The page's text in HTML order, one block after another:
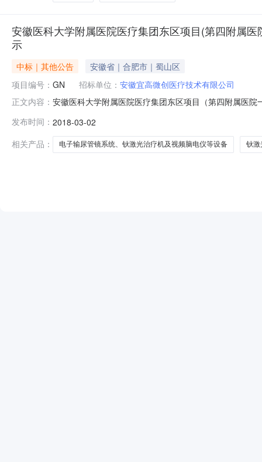
安徽医科大学附属医院医疗集团东区项目(第四附属
示
中标｜其他公告
安徽省｜合肥市｜蜀山区
项目编号： GN 招标单位： 安徽宜高微创医疗技术有限公司
正文内容： 安徽医科大学附属医院医疗集团东区项目（第四附属医
务（招标编号：GN2017-02-2409）组织公开招标采购
结果公示如下：一、评审结果
发布时间： 2018-03-02
相关产品：
电子输尿管镜系统、钬激光治疗机及视频脑电仪等设备 钬激